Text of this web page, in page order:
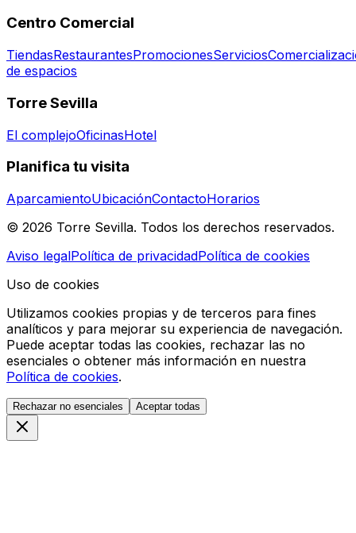
Centro Comercial
TiendasRestaurantesPromocionesServicios
de espacios
Torre Sevilla
El complejoOficinasHotel
Planifica tu visita
AparcamientoUbicaciónContactoHorarios
© 2026 Torre Sevilla. Todos los derechos reservados.
Aviso legalPolítica de privacidadPolítica de cookies
Uso de cookies
Utilizamos cookies propias y de terceros para fines
analíticos y para mejorar su experiencia de navegación.
Puede aceptar todas las cookies, rechazar las no
esenciales o obtener más información en nuestra
Política de cookies.
Rechazar no esenciales Aceptar todas